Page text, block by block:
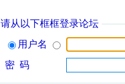
请从以下框框登录论坛
用户名
密 码